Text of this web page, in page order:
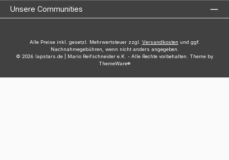
Unsere Communities
Alle Preise inkl. gesetzl. Mehrwertsteuer zzgl. Versandkosten und ggf.
Nachnahmegebühren, wenn nicht anders angegeben.
© 2026 lapstars.de | Mario Reifschneider e.K. - Alle Rechte vorbehalten. Theme by
ThemeWare®